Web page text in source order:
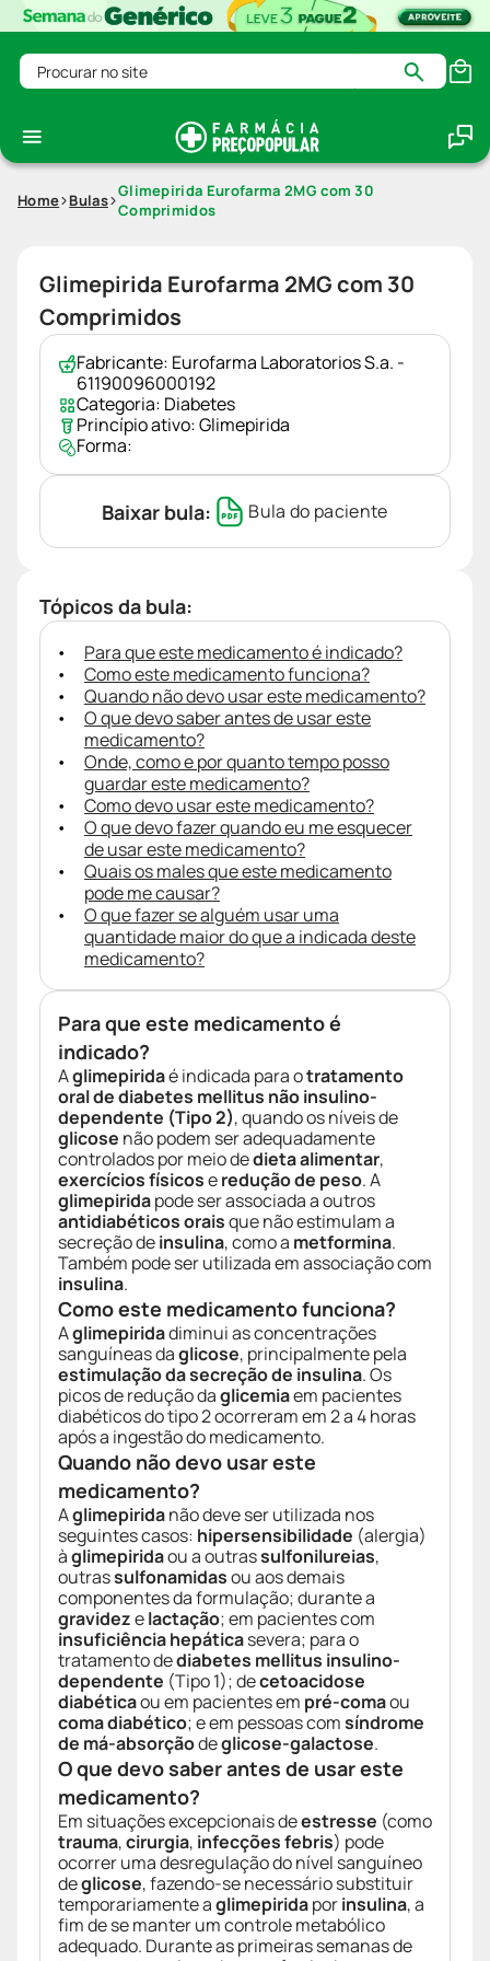
Procurar no site
Home Bulas Glimepirida Eurofarma 2MG com 30
Comprimidos
Glimepirida Eurofarma 2MG com 30
Comprimidos
Fabricante: Eurofarma Laboratorios S.a. -
61190096000192
Categoria: Diabetes
Princípio ativo:Glimepirida
Forma:
Baixar bula: Bula do paciente
Tópicos da bula:
Para que este medicamento é indicado?
Como este medicamento funciona?
Quando não devo usar este medicamento?
O que devo saber antes de usar este
medicamento?
Onde, como e por quanto tempo posso
guardar este medicamento?
Como devo usar este medicamento?
O que devo fazer quando eu me esquecer
de usar este medicamento?
Quais os males que este medicamento
pode me causar?
O que fazer se alguém usar uma
quantidade maior do que a indicada deste
medicamento?
Para que este medicamento é
indicado?
Aglimepiridaé indicada para otratamento
oral de diabetes mellitus não insulino-
dependente (Tipo 2), quando os níveis de
glicose não podem ser adequadamente
controlados por meio dedieta alimentar,
exercícios físicoseredução de peso. A
glimepiridapode ser associada a outros
antidiabéticos oraisque não estimulam a
secreção deinsulina, como a metformina.
Também pode ser utilizada em associação com
insulina.
Como este medicamento funciona?
Aglimepiridadiminui as concentrações
sanguíneas daglicose, principalmente pela
estimulação da secreção de insulina. Os
picos de redução daglicemiaem pacientes
diabéticos do tipo 2 ocorreram em 2 a 4 horas
após a ingestão do medicamento.
Quando não devo usar este
medicamento?
Aglimepiridanão deve ser utilizada nos
seguintes casos: hipersensibilidade (alergia)
àglimepiridaou a outrassulfonilureias,
outrassulfonamidasou aos demais
componentes da formulação; durante a
gravidezelactação; em pacientes com
insuficiência hepáticasevera; para o
tratamento dediabetes mellitus insulino-
dependente (Tipo 1); decetoacidose
diabéticaou em pacientes em pré-comaou
coma diabético; e em pessoas comsíndrome
de má-absorçãodeglicose-galactose.
O que devo saber antes de usar este
medicamento?
Em situações excepcionais deestresse (como
trauma,cirurgia, infecções febris) pode
ocorrer uma desregulação do nível sanguíneo
deglicose, fazendo-se necessário substituir
temporariamente aglimepiridaporinsulina, a
fim de se manter um controle metabólico
adequado. Durante as primeiras semanas de